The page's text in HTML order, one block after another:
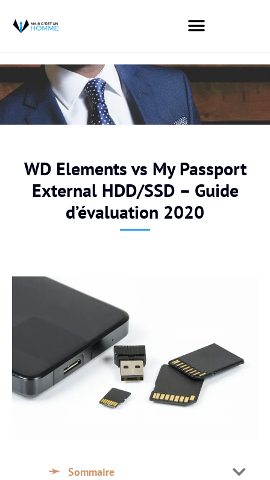
WD Elements vs My Passport
External HDD/SSD – Guide
d’évaluation 2020
Sommaire